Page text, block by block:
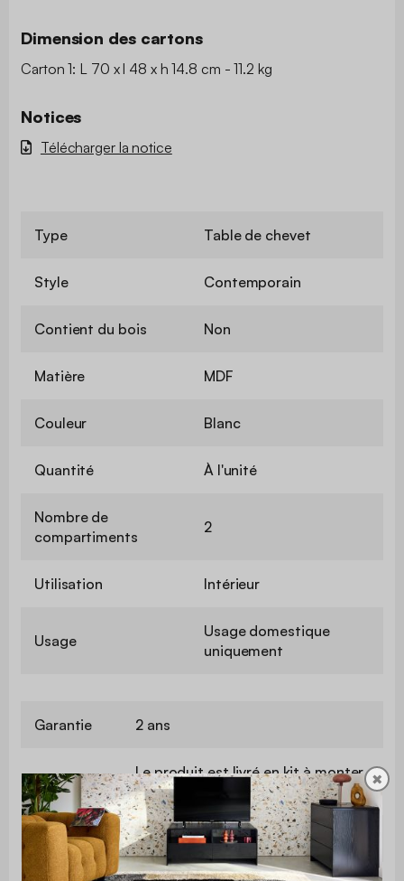
Dimension des cartons
Carton 1: L 70 x l 48 x h 14.8 cm - 11.2 kg
Notices
Télécharger la notice
Type Table de chevet
Style Contemporain
Contient du bois Non
Matière MDF
Couleur Blanc
Quantité À l'unité
Nombre de
compartiments
2
Utilisation Intérieur
Usage
Usage domestique
uniquement
Garantie 2 ans
Montage
Le produit est livré en kit à monter
soi-même. Une notice est fournie
Avec tiroir Non
✖